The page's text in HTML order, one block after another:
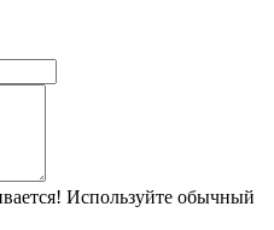
Используйте обычный